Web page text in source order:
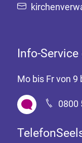
Info-Service
Mo bis Fr von
0800